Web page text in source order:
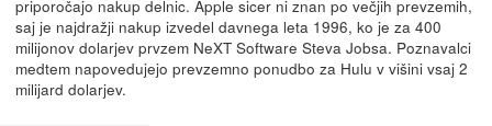
priporočajo nakup delnic. Apple sicer ni znan po večjih prevzemih,
saj je najdražji nakup izvedel davnega leta 1996, ko je za 400
milijonov dolarjev prvzem NeXT Software Steva Jobsa. Poznavalci
medtem napovedujejo prevzemno ponudbo za Hulu v višini vsaj 2
milijard dolarjev.